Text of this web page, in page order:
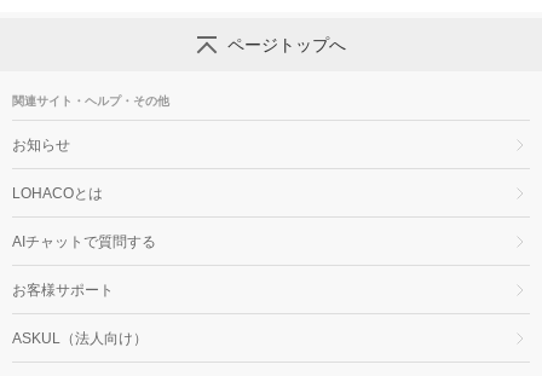
ページトップへ
関連サイト・ヘルプ・その他
お知らせ
LOHACOとは
AIチャットで質問する
お客様サポート
ASKUL（法人向け）